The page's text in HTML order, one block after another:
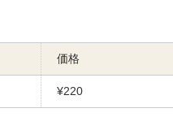
価格
¥220